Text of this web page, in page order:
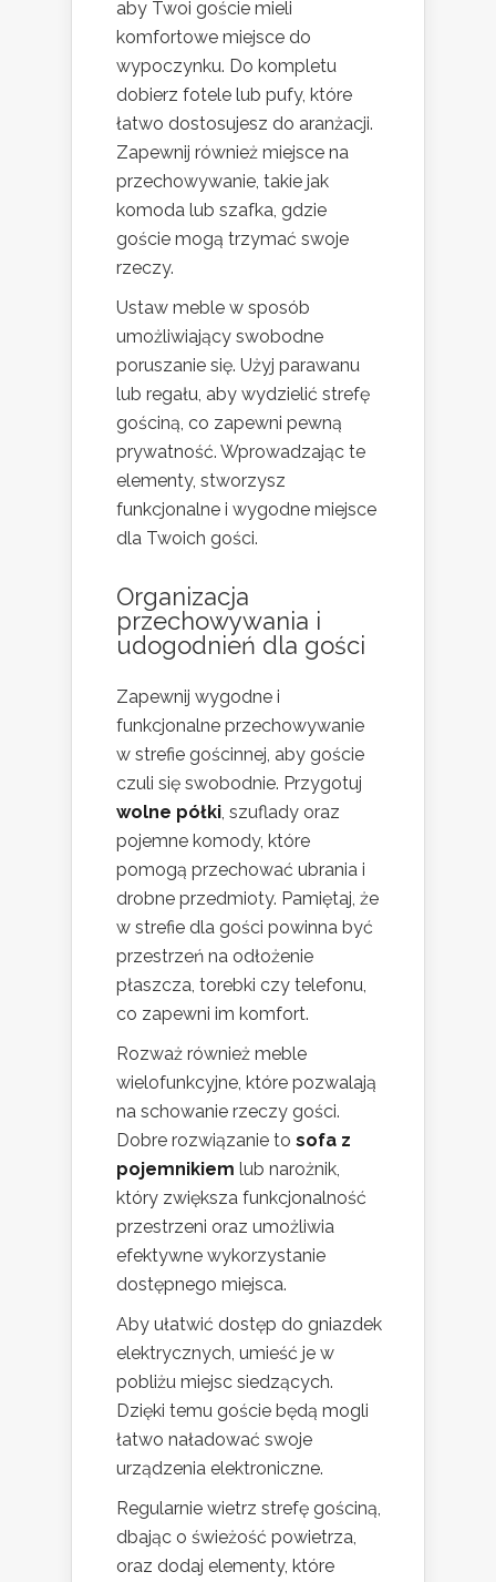
aby Twoi goście mieli
komfortowe miejsce do
wypoczynku. Do kompletu
dobierz fotele lub pufy, które
łatwo dostosujesz do aranżacji.
Zapewnij również miejsce na
przechowywanie, takie jak
komoda lub szafka, gdzie
goście mogą trzymać swoje
rzeczy.
Ustaw meble w sposób
umożliwiający swobodne
poruszanie się. Użyj parawanu
lub regału, aby wydzielić strefę
gościną, co zapewni pewną
prywatność. Wprowadzając te
elementy, stworzysz
funkcjonalne i wygodne miejsce
dla Twoich gości.
Organizacja
przechowywania i
udogodnień dla gości
Zapewnij wygodne i
funkcjonalne przechowywanie
w strefie gościnnej, aby goście
czuli się swobodnie. Przygotuj
wolne półki, szuflady oraz
pojemne komody, które
pomogą przechować ubrania i
drobne przedmioty. Pamiętaj, że
w strefie dla gości powinna być
przestrzeń na odłożenie
płaszcza, torebki czy telefonu,
co zapewni im komfort.
Rozważ również meble
wielofunkcyjne, które pozwalają
na schowanie rzeczy gości.
Dobre rozwiązanie to sofa z
pojemnikiem lub narożnik,
który zwiększa funkcjonalność
przestrzeni oraz umożliwia
efektywne wykorzystanie
dostępnego miejsca.
Aby ułatwić dostęp do gniazdek
elektrycznych, umieść je w
pobliżu miejsc siedzących.
Dzięki temu goście będą mogli
łatwo naładować swoje
urządzenia elektroniczne.
Regularnie wietrz strefę gościną,
dbając o świeżość powietrza,
oraz dodaj elementy, które